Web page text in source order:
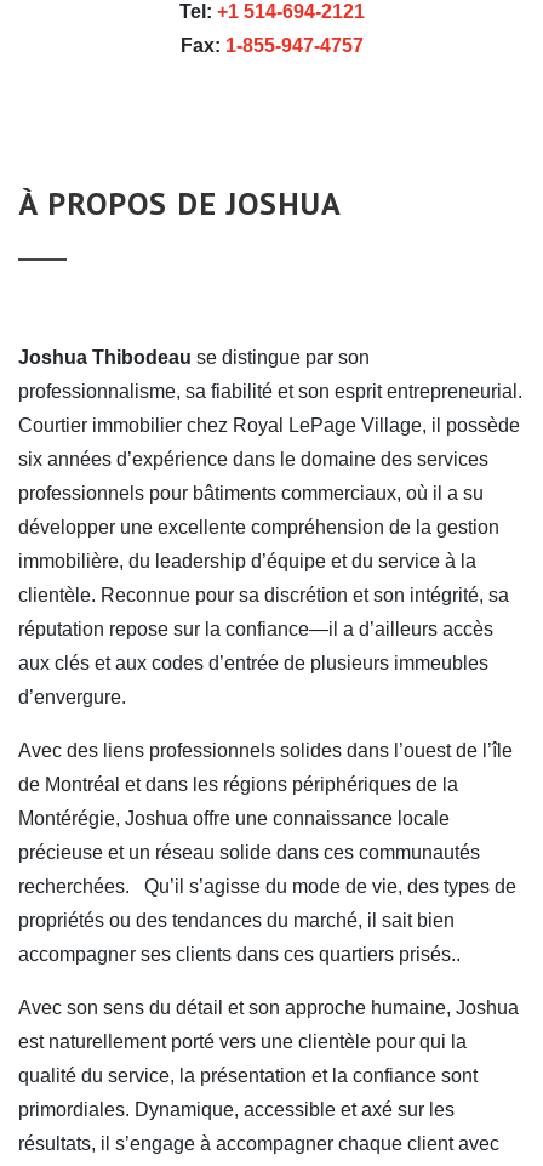
Tel: +1 514-694-2121
Fax: 1-855-947-4757
À PROPOS DE JOSHUA
Joshua Thibodeau se distingue par son
professionnalisme, sa fiabilité et son esprit entrepreneurial.
Courtier immobilier chez Royal LePage Village, il possède
six années d’expérience dans le domaine des services
professionnels pour bâtiments commerciaux, où il a su
développer une excellente compréhension de la gestion
immobilière, du leadership d’équipe et du service à la
clientèle. Reconnue pour sa discrétion et son intégrité, sa
réputation repose sur la confiance—il a d’ailleurs accès
aux clés et aux codes d’entrée de plusieurs immeubles
d’envergure.
Avec des liens professionnels solides dans l’ouest de l’île
de Montréal et dans les régions périphériques de la
Montérégie, Joshua offre une connaissance locale
précieuse et un réseau solide dans ces communautés
recherchées. Qu’il s’agisse du mode de vie, des types de
propriétés ou des tendances du marché, il sait bien
accompagner ses clients dans ces quartiers prisés..
Avec son sens du détail et son approche humaine, Joshua
est naturellement porté vers une clientèle pour qui la
qualité du service, la présentation et la confiance sont
primordiales. Dynamique, accessible et axé sur les
résultats, il s’engage à accompagner chaque client avec